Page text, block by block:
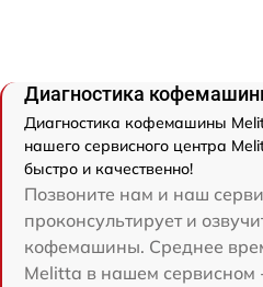
Диагностика
Диагностика кофемашины
нашего сервисного центра
быстро и качественно!
Позвоните нам и наш
проконсультирует и
кофемашины. Среднее
Melitta в нашем сервисном